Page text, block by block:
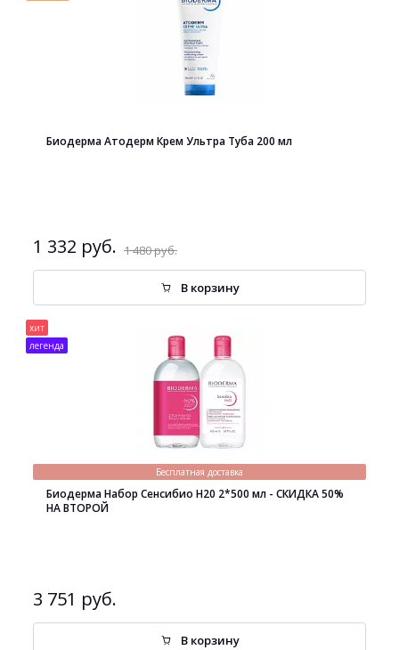
Биодерма Атодерм Крем Ультра Туба 200 мл
1 332 руб. 1 480 руб.
В корзину
хит
легенда
Бесплатная доставка
Биодерма Набор Сенсибио H20 2*500 мл - СКИДКА 50%
НА ВТОРОЙ
3 751 руб.
В корзину